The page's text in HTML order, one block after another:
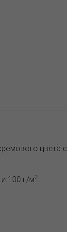
цвета с
и 100 г/м2.